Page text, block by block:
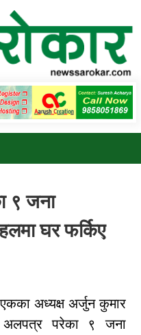
जुम्ला सुचना सन्देश
९ जना
घर फर्किए
एकका अध्यक्ष अर्जुन कुमार
अलपत्र परेका ९ जना